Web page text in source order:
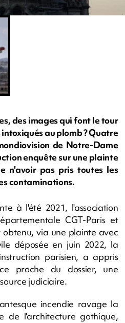
des images qui font le tour
au plomb ? Quatre
de Notre-Dame
enquête sur une plainte
n'avoir pas pris toutes les
contaminations.
à l'été 2021, l'association
CGT-Paris et
obtenu, via une plainte avec
déposée en juin 2022, la
parisien, a appris
proche du dossier, une
judiciaire.
incendie ravage la
de l'architecture gothique,